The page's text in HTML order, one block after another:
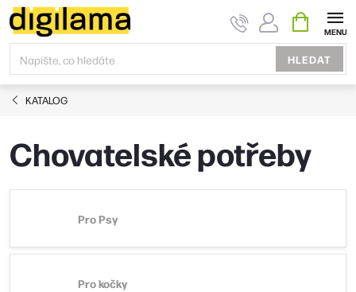
Přejít
na
obsah
HLEDAT
KOŠÍK
KATALOG
Chovatelské potřeby
Pro Psy
Pro kočky